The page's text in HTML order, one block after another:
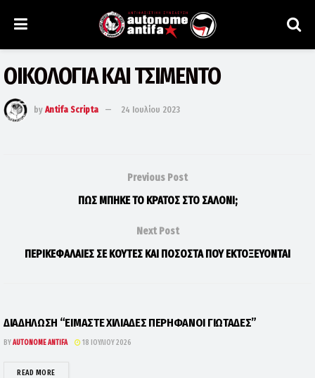
ΟΙΚΟΛΟΓΙΑ ΚΑΙ ΤΣΙΜΕΝΤΟ
by Antifa Scripta 24 Ιουλίου 2023
Previous Post
ΠΩΣ ΜΠΗΚΕ ΤΟ ΚΡΑΤΟΣ ΣΤΟ ΣΑΛΟΝΙ;
Next Post
ΠΕΡΙΚΕΦΑΛΑΙΕΣ ΣΕ ΚΟΥΤΕΣ ΚΑΙ ΠΟΣΟΣΤΑ ΠΟΥ ΕΚΤΟΞΕΥΟΝΤΑΙ
ΔΙΑΔΗΛΩΣΗ “ΕΙΜΑΣΤΕ ΧΙΛΙΑΔΕΣ ΠΕΡΗΦΑΝΟΙ ΓΙΩΤΑΔΕΣ”
BYAUTONOME ANTIFA 18 ΙΟΥΛΊΟΥ 2026
READ MOREDETAILS